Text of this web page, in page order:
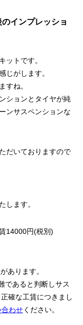
インプレッショ
ットです。
じがします。
すね。
ションとタイヤが純
ンサスペンションな
だいておりますので
します。
14000円(税別)
あります。
であると判断しサス
確な工賃につきまし
わせください。